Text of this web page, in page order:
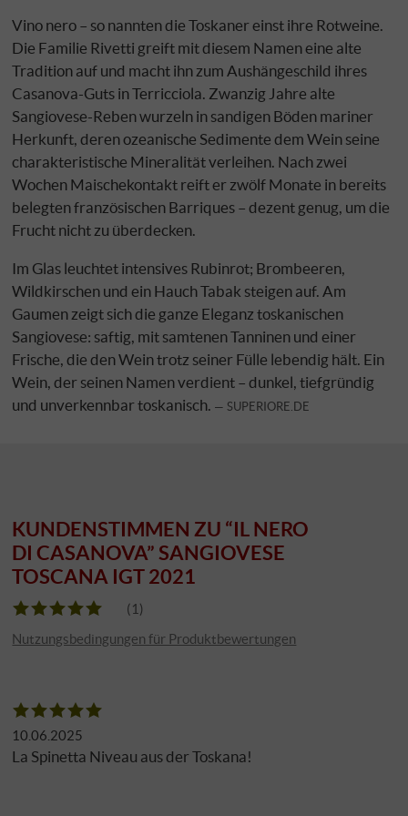
Vino nero – so nannten die Toskaner einst ihre Rotweine.
Die Familie Rivetti greift mit diesem Namen eine alte
Tradition auf und macht ihn zum Aushängeschild ihres
Casanova-Guts in Terricciola. Zwanzig Jahre alte
Sangiovese-Reben wurzeln in sandigen Böden mariner
Herkunft, deren ozeanische Sedimente dem Wein seine
charakteristische Mineralität verleihen. Nach zwei
Wochen Maischekontakt reift er zwölf Monate in bereits
belegten französischen Barriques – dezent genug, um die
Frucht nicht zu überdecken.
Im Glas leuchtet intensives Rubinrot; Brombeeren,
Wildkirschen und ein Hauch Tabak steigen auf. Am
Gaumen zeigt sich die ganze Eleganz toskanischen
Sangiovese: saftig, mit samtenen Tanninen und einer
Frische, die den Wein trotz seiner Fülle lebendig hält. Ein
Wein, der seinen Namen verdient – dunkel, tiefgründig
und unverkennbar toskanisch.
SUPERIORE.DE
KUNDENSTIMMEN ZU “IL NERO
DI CASANOVA” SANGIOVESE
TOSCANA IGT 2021
(1)
Nutzungsbedingungen für Produktbewertungen
10.06.2025
La Spinetta Niveau aus der Toskana!